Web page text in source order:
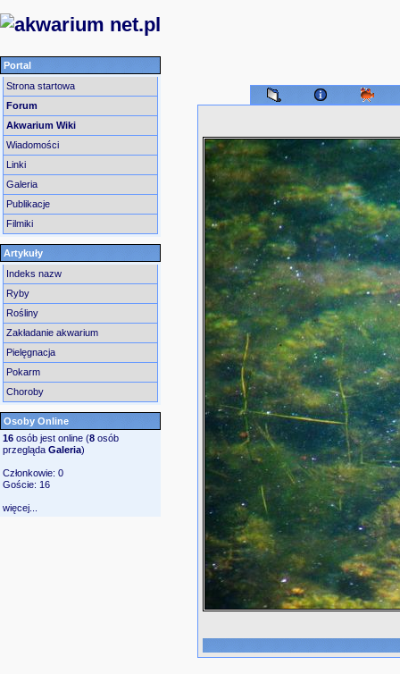
Portal
Strona startowa
Forum
Akwarium Wiki
Wiadomości
Linki
Galeria
Publikacje
Filmiki
Artykuły
Indeks nazw
Ryby
Rośliny
Zakładanie akwarium
Pielęgnacja
Pokarm
Choroby
Osoby Online
16 osób jest online (8 osób
przegląda Galeria)
Członkowie: 0
Goście: 16
więcej...